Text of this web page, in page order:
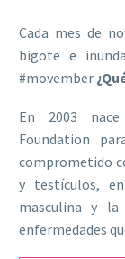
Cada mes de
bigote e
#movember
En 2003
Foundation
comprometido
y testículos,
masculina y la
enfermedades